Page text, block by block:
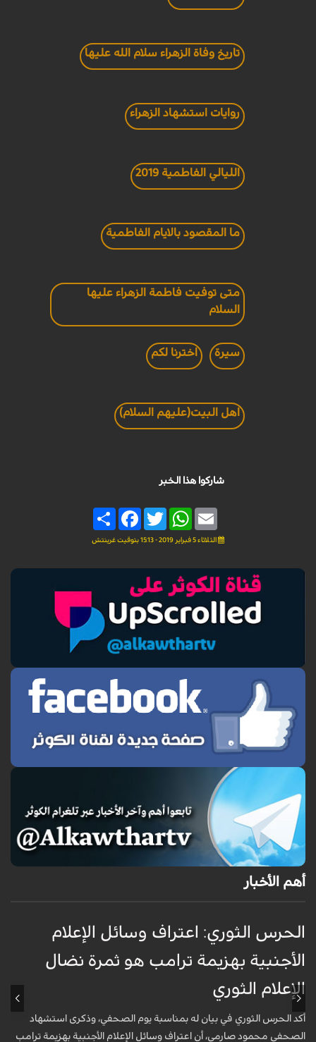
تاريخ وفاة الزهراء سلام الله عليها
روايات استشهاد الزهراء
الليالي الفاطمية 2019
ما المقصود بالايام الفاطمية
متى توفيت فاطمة الزهراء عليها
السلام
سيرة اخترنا لكم
اهل البيت(عليهم السلام)
شاركوا هذا الخبر
Share
FacebookTwitter
WhatsAppEmail
الثلاثاء 5 فبراير 2019 - 15:13 بتوقيت غرينتش
أهم الأخبار
الحرس الثوري: اعتراف وسائل الإعلام
الأجنبية بهزيمة ترامب هو ثمرة نضال
الإعلام الثوري
أكد الحرس الثوري في بيان له بمناسبة يوم الصحفي، وذكرى استشهاد
الصحفي محمود صارمي، أن اعتراف وسائل الإعلام الأجنبية بهزيمة ترامب